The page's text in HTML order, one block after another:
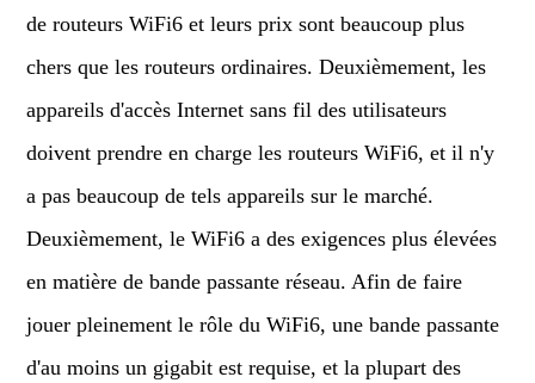
de routeurs WiFi6 et leurs prix sont beaucoup plus
chers que les routeurs ordinaires. Deuxièmement, les
appareils d'accès Internet sans fil des utilisateurs
doivent prendre en charge les routeurs WiFi6, et il n'y
a pas beaucoup de tels appareils sur le marché.
Deuxièmement, le WiFi6 a des exigences plus élevées
en matière de bande passante réseau. Afin de faire
jouer pleinement le rôle du WiFi6, une bande passante
d'au moins un gigabit est requise, et la plupart des